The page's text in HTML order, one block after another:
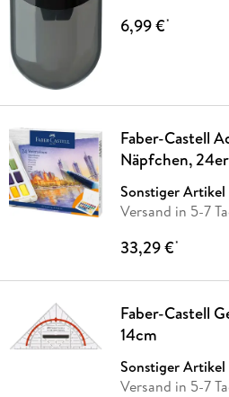
6,99 €*
Faber-Castell
Näpfchen,
Sonstiger Artikel
Versand in 5-7
33,29 €*
Faber-Castell
14cm
Sonstiger Artikel
Versand in 5-7